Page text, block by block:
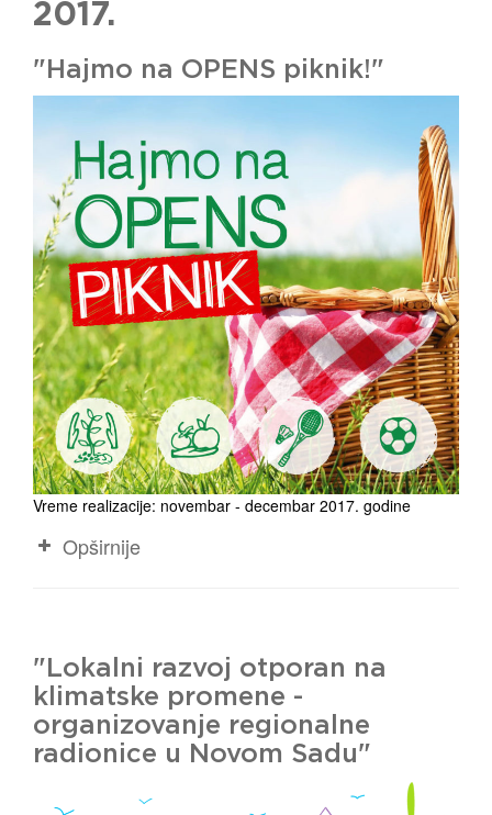
2017.
"Hajmo na OPENS piknik!"
Vreme realizacije: novembar - decembar 2017. godine
Opširnije
"Lokalni razvoj otporan na
klimatske promene -
organizovanje regionalne
radionice u Novom Sadu"